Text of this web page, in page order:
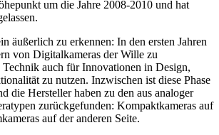
um die Jahre 2008-2010 und hat
äußerlich zu erkennen: In den ersten Jahren
von Digitalkameras der Wille zu
Technik auch für Innovationen in Design,
zu nutzen. Inzwischen ist diese Phase
die Hersteller haben zu den aus analoger
zurückgefunden: Kompaktkameras auf
auf der anderen Seite.